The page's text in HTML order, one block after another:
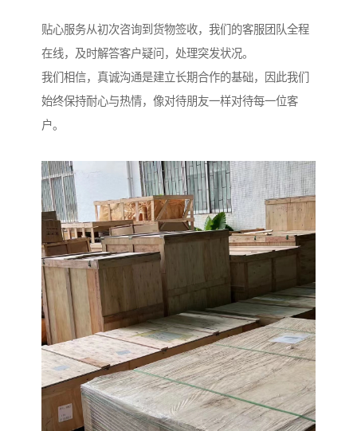
贴心服务从初次咨询到货物签收，我们的客服团队全程
在线，及时解答客户疑问，处理突发状况。
我们相信，真诚沟通是建立长期合作的基础，因此我们
始终保持耐心与热情，像对待朋友一样对待每一位客
户。